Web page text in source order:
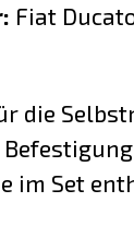
Fiat
die
im Set